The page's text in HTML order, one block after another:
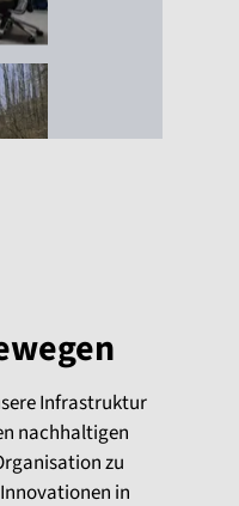
Infrastruktur
nachhaltigen
zu
in